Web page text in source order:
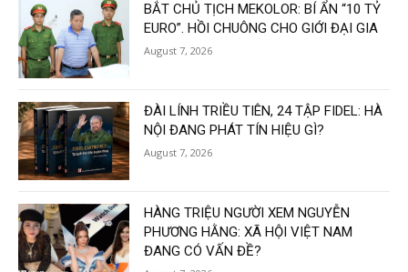
BẮT CHỦ TỊCH MEKOLOR: BÍ ẨN “10 TỶ
EURO”. HỒI CHUÔNG CHO GIỚI ĐẠI GIA
August 7, 2026
ĐÀI LÍNH TRIỀU TIÊN, 24 TẬP FIDEL: HÀ
NỘI ĐANG PHÁT TÍN HIỆU GÌ?
August 7, 2026
HÀNG TRIỆU NGƯỜI XEM NGUYỄN
PHƯƠNG HẰNG: XÃ HỘI VIỆT NAM
ĐANG CÓ VẤN ĐỀ?